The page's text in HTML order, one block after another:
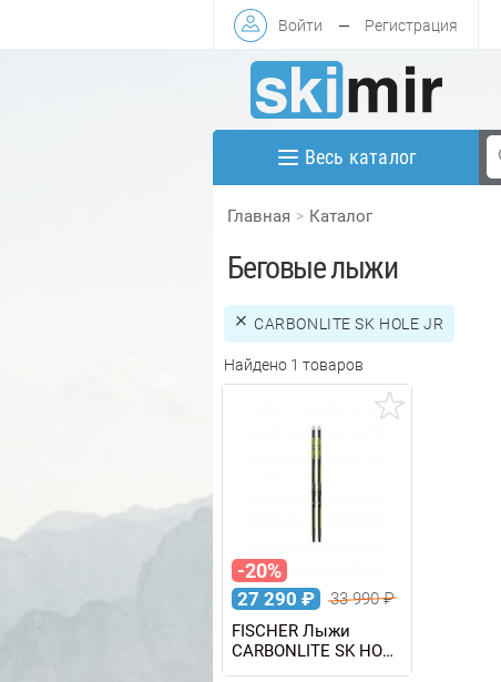
Войти — Регистрация
Весь каталог
Главная Каталог
Беговые лыжи
CARBONLITE SK HOLE JR
Найдено 1 товаров
-20%
27 290 ₽ 33 990₽
FISCHER Лыжи
CARBONLITE SK HOLE
JR IFP